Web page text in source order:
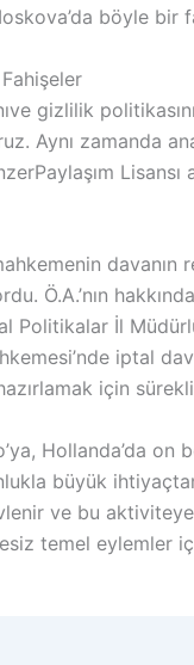
böyle bir
gizlilik
Aynı zamanda
Ö.A.’nın
İl
iptal
için sürekli
Hollanda’da
büyük
ve bu
temel eylemler